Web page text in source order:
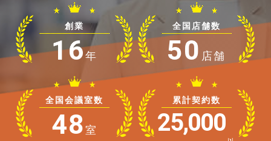
創業
16年
全国店舗数
50店舗
全国会議室数
48室
累計契約数
25,000